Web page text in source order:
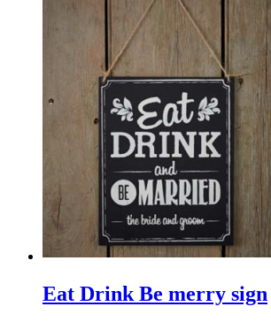
Eat Drink Be merry sign